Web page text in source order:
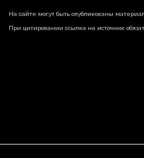
На сайте могут быть опубликованы
При цитировании ссылка на источник